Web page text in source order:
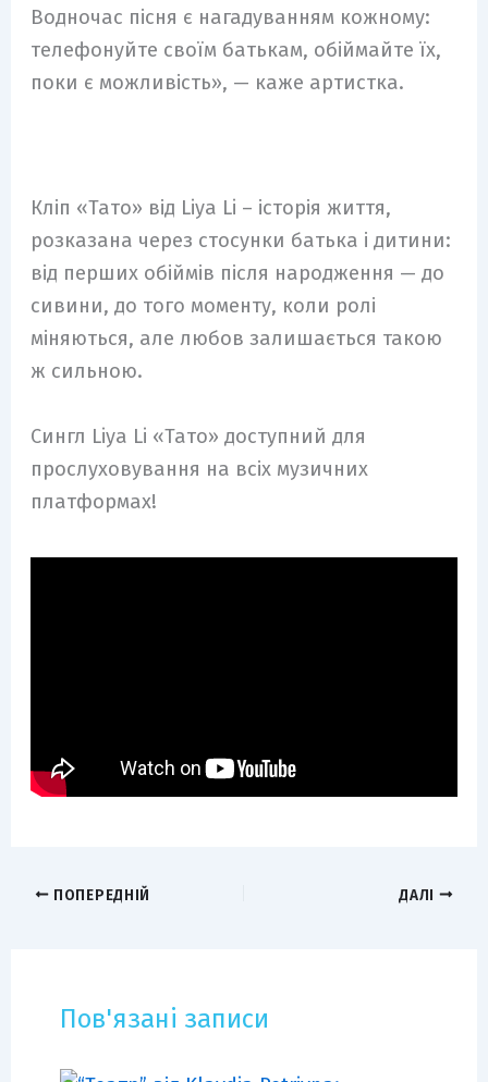
Водночас пісня є нагадуванням кожному:
телефонуйте своїм батькам, обіймайте їх,
поки є можливість», — каже артистка.
Кліп «Тато» від Liya Li – історія життя,
розказана через стосунки батька і дитини:
від перших обіймів після народження — до
сивини, до того моменту, коли ролі
міняються, але любов залишається такою
ж сильною.
Сингл Liya Li «Тато» доступний для
прослуховування на всіх музичних
платформах!
ПОПЕРЕДНІЙ ДАЛІ
Пов'язані записи